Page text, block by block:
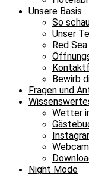
Unsere Basis
So
Unser
Red
Bewirb
Fragen und
Wetter
Webcam
Night Mode